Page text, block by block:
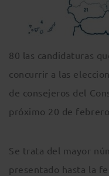
80 las candidaturas
concurrir a las
de consejeros del
próximo 20 de
Se trata del mayor
presentado hasta la